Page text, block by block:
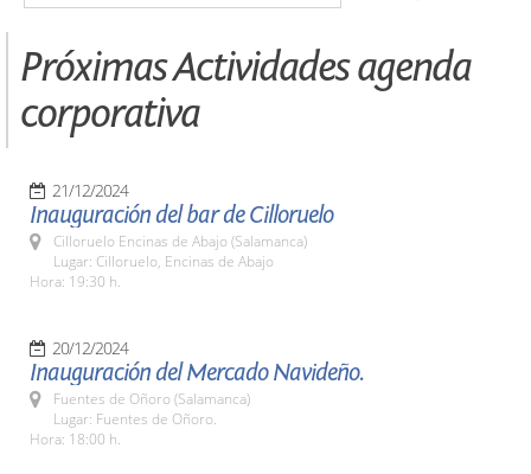
Próximas Actividades agenda
corporativa
21/12/2024
Inauguración del bar de Cilloruelo
Cilloruelo Encinas de Abajo (Salamanca)
Lugar: Cilloruelo, Encinas de Abajo
Hora: 19:30 h.
20/12/2024
Inauguración del Mercado Navideño.
Fuentes de Oñoro (Salamanca)
Lugar: Fuentes de Oñoro.
Hora: 18:00 h.